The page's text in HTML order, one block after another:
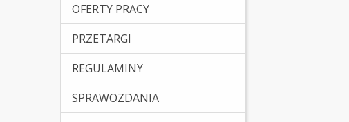
OFERTY PRACY
PRZETARGI
REGULAMINY
SPRAWOZDANIA